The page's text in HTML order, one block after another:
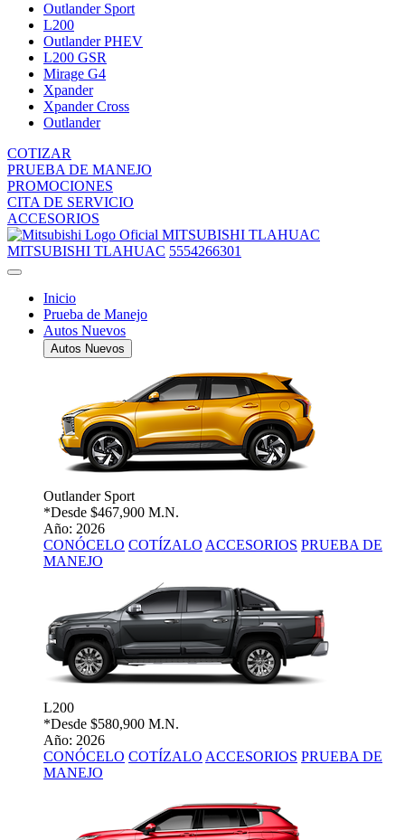
Outlander Sport
L200
Outlander PHEV
L200 GSR
Mirage G4
Xpander
Xpander Cross
Outlander
COTIZAR
PRUEBA DE MANEJO
PROMOCIONES
CITA DE SERVICIO
ACCESORIOS
MITSUBISHI TLAHUAC
MITSUBISHI TLAHUAC 5554266301
Inicio
Prueba de Manejo
Autos Nuevos
Autos Nuevos
Outlander Sport
*Desde $467,900 M.N.
Año: 2026
CONÓCELO COTÍZALO ACCESORIOS PRUEBA DE
MANEJO
L200
*Desde $580,900 M.N.
Año: 2026
CONÓCELO COTÍZALO ACCESORIOS PRUEBA DE
MANEJO